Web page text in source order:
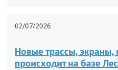
02/07/2026
Новые трассы, экраны,
происходит на базе